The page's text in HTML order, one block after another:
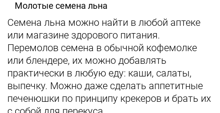
Молотые семена льна
Семена льна можно найти в любой аптеке
или магазине здорового питания.
Перемолов семена в обычной кофемолке
или блендере, их можно добавлять
практически в любую еду: каши, салаты,
выпечку. Можно даже сделать аппетитные
печенюшки по принципу крекеров и брать их